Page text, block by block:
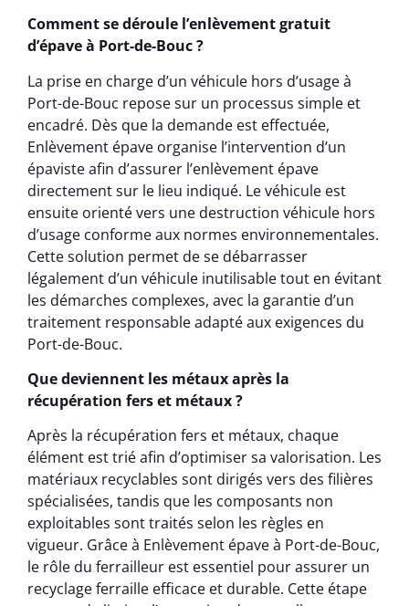
Comment se déroule l’enlèvement gratuit
d’épave à Port-de-Bouc ?
La prise en charge d’un véhicule hors d’usage à
Port-de-Bouc repose sur un processus simple et
encadré. Dès que la demande est effectuée,
Enlèvement épave organise l’intervention d’un
épaviste afin d’assurer l’enlèvement épave
directement sur le lieu indiqué. Le véhicule est
ensuite orienté vers une destruction véhicule hors
d’usage conforme aux normes environnementales.
Cette solution permet de se débarrasser
légalement d’un véhicule inutilisable tout en évitant
les démarches complexes, avec la garantie d’un
traitement responsable adapté aux exigences du
Port-de-Bouc.
Que deviennent les métaux après la
récupération fers et métaux ?
Après la récupération fers et métaux, chaque
élément est trié afin d’optimiser sa valorisation. Les
matériaux recyclables sont dirigés vers des filières
spécialisées, tandis que les composants non
exploitables sont traités selon les règles en
vigueur. Grâce à Enlèvement épave à Port-de-Bouc,
le rôle du ferrailleur est essentiel pour assurer un
recyclage ferraille efficace et durable. Cette étape